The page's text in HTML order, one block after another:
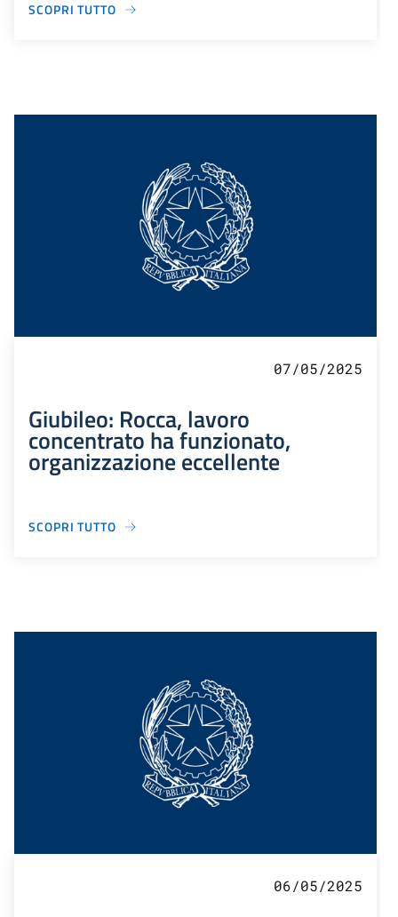
SCOPRI TUTTO
07/05/2025
Giubileo: Rocca, lavoro
concentrato ha funzionato,
organizzazione eccellente
SCOPRI TUTTO
06/05/2025